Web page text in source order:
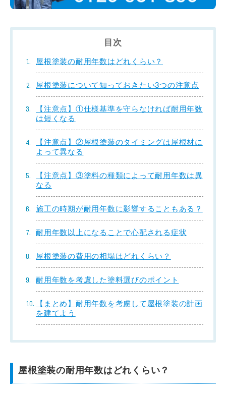
目次
屋根塗装の耐用年数はどれくらい？
屋根塗装について知っておきたい3つの注意点
【注意点】①仕様基準を守らなければ耐用年数
は短くなる
【注意点】②屋根塗装のタイミングは屋根材に
よって異なる
【注意点】③塗料の種類によって耐用年数は異
なる
施工の時期が耐用年数に影響することもある？
耐用年数以上になることで心配される症状
屋根塗装の費用の相場はどれくらい？
耐用年数を考慮した塗料選びのポイント
【まとめ】耐用年数を考慮して屋根塗装の計画
を建てよう
屋根塗装の耐用年数はどれくらい？